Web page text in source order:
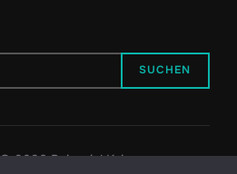
SUCHEN
2026 Reiseziel Kyiv